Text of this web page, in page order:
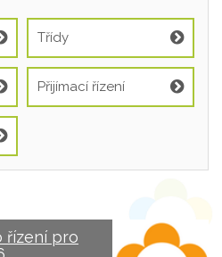
Třídy
Přijímací řízení
řízení pro